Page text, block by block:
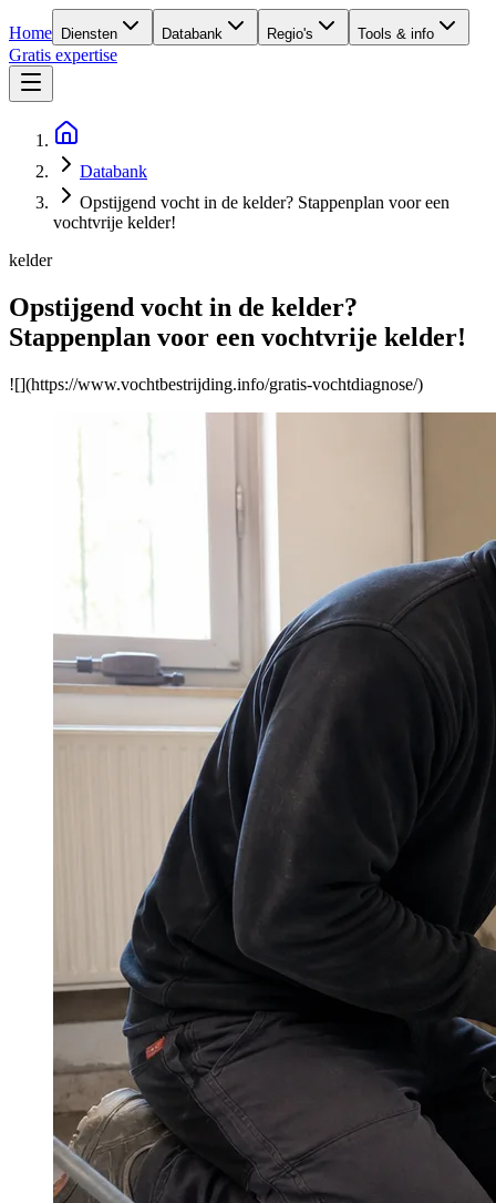
Home Diensten Databank Regio's Tools & info
Gratis expertise
Databank
Opstijgend vocht in de kelder? Stappenplan voor een
vochtvrije kelder!
kelder
Opstijgend vocht in de kelder?
Stappenplan voor een vochtvrije kelder!
![](https://www.vochtbestrijding.info/gratis-vochtdiagnose/)